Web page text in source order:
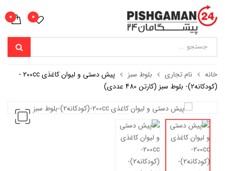
0
0
خانه نام تجاری بلوط سبز
پیش دستی و لیوان کاغذی 200cc -
(کودکانه2)- بلوط سبز (کارتن 480 عددی)